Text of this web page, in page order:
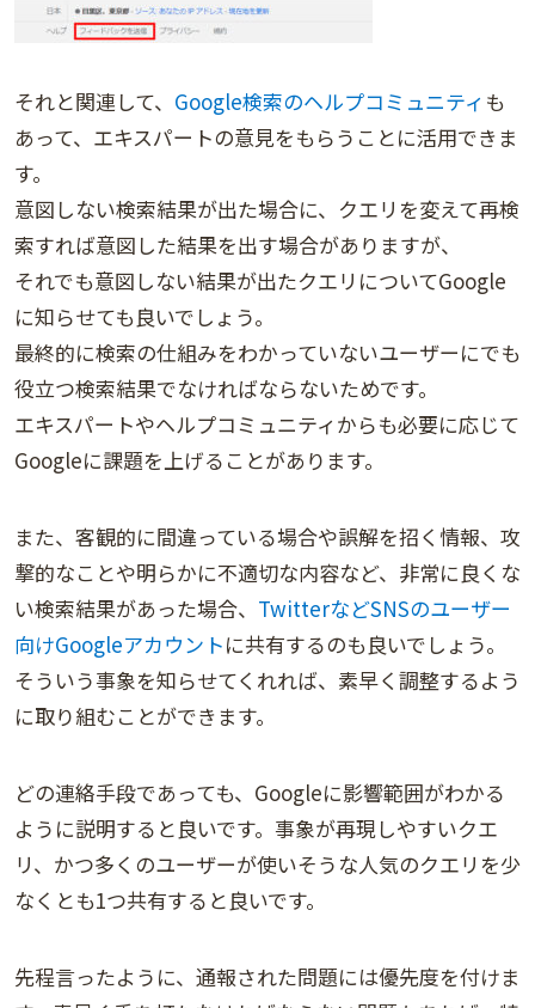
それと関連して、 Google検索のヘルプコミュニティ も
あって、エキスパートの意見をもらうことに活用できま
す。
意図しない検索結果が出た場合に、クエリを変えて再検
索すれば意図した結果を出す場合がありますが、
それでも意図しない結果が出たクエリについてGoogle
に知らせても良いでしょう。
最終的に検索の仕組みをわかっていないユーザーにでも
役立つ検索結果でなければならないためです。
エキスパートやヘルプコミュニティからも必要に応じて
Googleに課題を上げることがあります。
また、客観的に間違っている場合や誤解を招く情報、攻
撃的なことや明らかに不適切な内容など、非常に良くな
い検索結果があった場合、 TwitterなどSNSのユーザー
向けGoogleアカウントに共有するのも良いでしょう。
そういう事象を知らせてくれれば、素早く調整するよう
に取り組むことができます。
どの連絡手段であっても、Googleに影響範囲がわかる
ように説明すると良いです。事象が再現しやすいクエ
リ、かつ多くのユーザーが使いそうな人気のクエリを少
なくとも1つ共有すると良いです。
先程言ったように、通報された問題には優先度を付けま